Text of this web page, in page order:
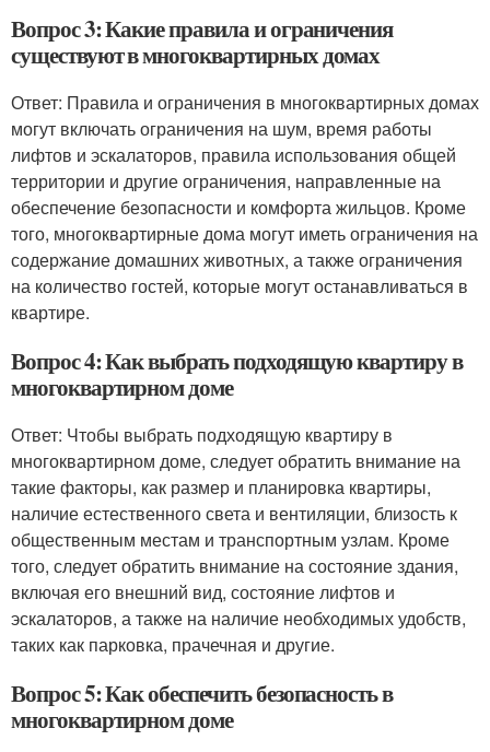
Вопрос 3: Какие правила и ограничения
существуют в многоквартирных домах
Ответ: Правила и ограничения в многоквартирных домах
могут включать ограничения на шум, время работы
лифтов и эскалаторов, правила использования общей
территории и другие ограничения, направленные на
обеспечение безопасности и комфорта жильцов. Кроме
того, многоквартирные дома могут иметь ограничения на
содержание домашних животных, а также ограничения
на количество гостей, которые могут останавливаться в
квартире.
Вопрос 4: Как выбрать подходящую квартиру в
многоквартирном доме
Ответ: Чтобы выбрать подходящую квартиру в
многоквартирном доме, следует обратить внимание на
такие факторы, как размер и планировка квартиры,
наличие естественного света и вентиляции, близость к
общественным местам и транспортным узлам. Кроме
того, следует обратить внимание на состояние здания,
включая его внешний вид, состояние лифтов и
эскалаторов, а также на наличие необходимых удобств,
таких как парковка, прачечная и другие.
Вопрос 5: Как обеспечить безопасность в
многоквартирном доме